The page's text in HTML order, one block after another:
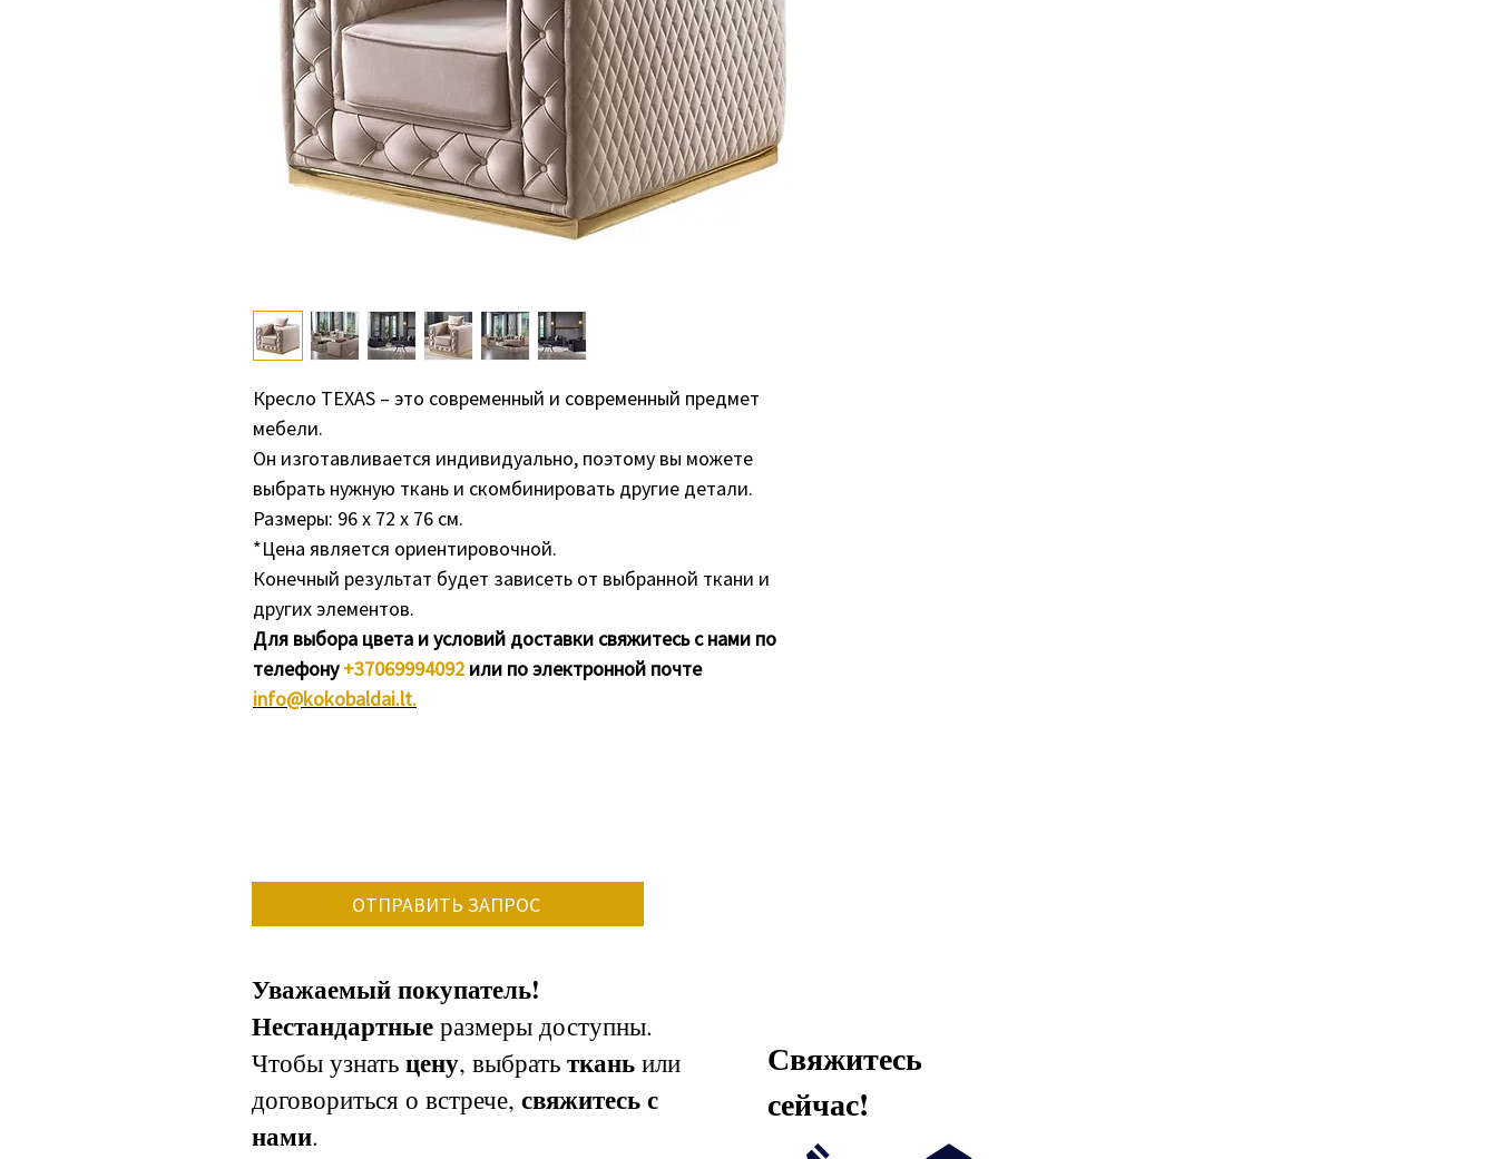
Кресло TEXAS – это современный и современный предмет
мебели.
Он изготавливается индивидуально, поэтому вы можете
выбрать нужную ткань и скомбинировать другие детали.
Размеры: 96 х 72 х 76 см.
*Цена является ориентировочной.
Конечный результат будет зависеть от выбранной ткани и
других элементов.
Для выбора цвета и условий доставки свяжитесь с нами по
телефону+37069994092 или по электронной почте
info@kokobaldai.lt.
ОТПРАВИТЬ ЗАПРОС
Уважаемый покупатель!
Нестандартные размеры доступны.
Чтобы узнать цену, выбрать ткань или
договориться о встрече, свяжитесь с
нами.
Свяжитесь
сейчас!